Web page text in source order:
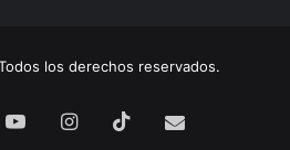
los derechos reservados.
YouTubeInstagram
TikTok